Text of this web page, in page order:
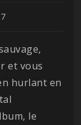
et vous
hurlant en
le